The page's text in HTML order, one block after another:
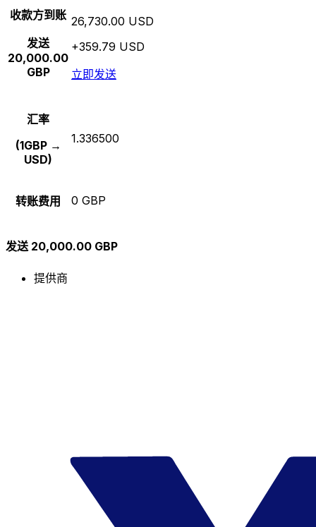
收款方到账
发送
20,000.00
GBP
26,730.00 USD
+359.79 USD
立即发送
汇率
(1GBP →
USD)
1.336500
转账费用 0 GBP
发送 20,000.00 GBP
提供商